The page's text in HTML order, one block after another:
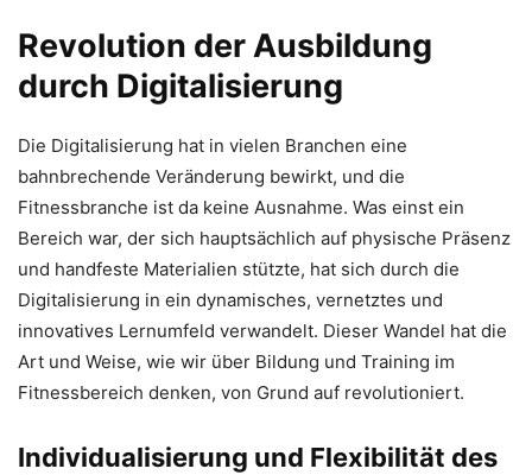
Revolution der Ausbildung
durch Digitalisierung
Die Digitalisierung hat in vielen Branchen eine
bahnbrechende Veränderung bewirkt, und die
Fitnessbranche ist da keine Ausnahme. Was einst ein
Bereich war, der sich hauptsächlich auf physische Präsenz
und handfeste Materialien stützte, hat sich durch die
Digitalisierung in ein dynamisches, vernetztes und
innovatives Lernumfeld verwandelt. Dieser Wandel hat die
Art und Weise, wie wir über Bildung und Training im
Fitnessbereich denken, von Grund auf revolutioniert.
Individualisierung und Flexibilität des